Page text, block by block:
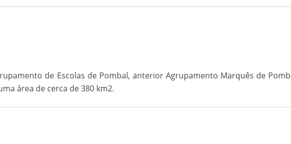
de Escolas de Pombal, anterior Agrupamento Marquês de
área de cerca de 380 km2.